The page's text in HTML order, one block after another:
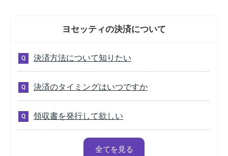
ヨセッティの決済について
決済方法について知りたい
決済のタイミングはいつですか
領収書を発行して欲しい
全てを見る